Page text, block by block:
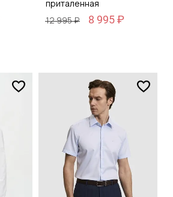
приталенная
12 995 ₽
8 995 ₽